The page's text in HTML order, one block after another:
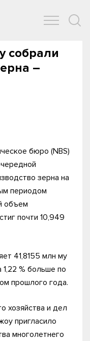
собрали
–
бюро (NBS)
зерна на
периодом
объем
почти 10,949
41,8155 млн му
1,22 % больше по
прошлого года.
хозяйства и дел
пригласило
многолетнего